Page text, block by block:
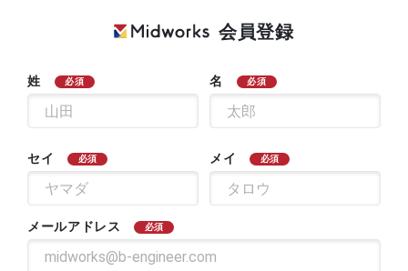
会員登録
姓 必須 名 必須
セイ 必須 メイ 必須
メールアドレス 必須